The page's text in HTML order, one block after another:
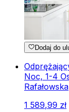
Dodaj do
Noc, 1-4
Rafałowska
1 589,99 zł